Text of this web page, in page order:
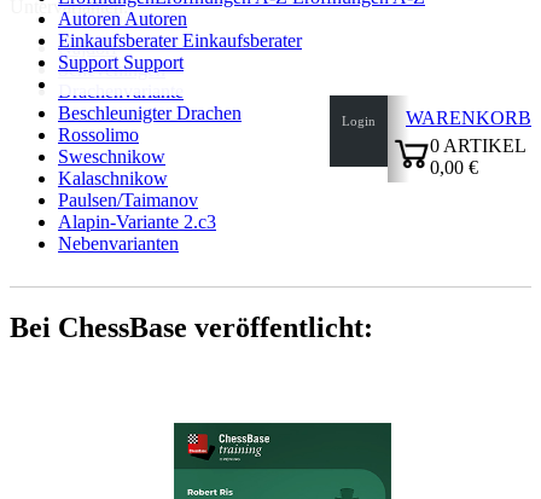
Autoren Autoren
EinkaufsberaterEinkaufsberater
Support Support
Login
WARENKORB
0 ARTIKEL
0,00 €
Untervarianten:
Najdorf
Scheveningen
Drachenvariante
Beschleunigter Drachen
Rossolimo
Sweschnikow
Kalaschnikow
Paulsen/Taimanov
Alapin-Variante 2.c3
Nebenvarianten
Bei ChessBase veröffentlicht: